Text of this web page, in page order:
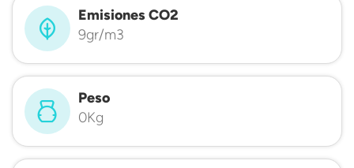
Emisiones CO2
9gr/m3
Peso
0Kg